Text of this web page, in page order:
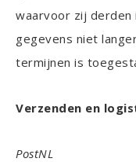
waarvoor zij derden
gegevens niet
termijnen is
Verzenden en
PostNL